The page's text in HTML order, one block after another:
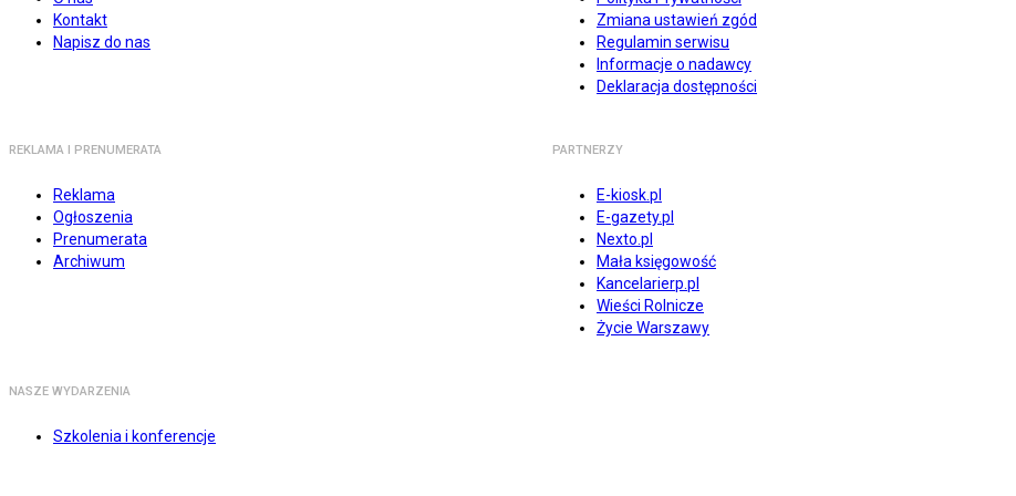
Kontakt
Napisz do nas
Zmiana ustawień zgód
Regulamin serwisu
Informacje o nadawcy
Deklaracja dostępności
REKLAMA I PRENUMERATA
Reklama
Ogłoszenia
Prenumerata
Archiwum
PARTNERZY
E-kiosk.pl
E-gazety.pl
Nexto.pl
Mała księgowość
Kancelarierp.pl
Wieści Rolnicze
Życie Warszawy
NASZE WYDARZENIA
Szkolenia i konferencje